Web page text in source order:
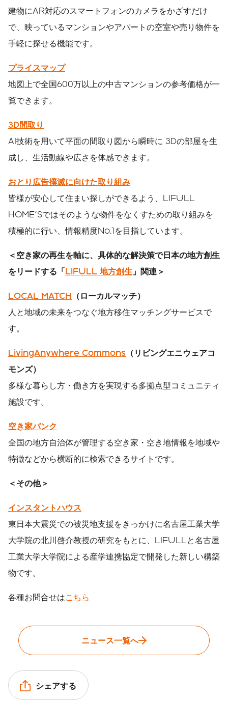
建物にAR対応のスマートフォンのカメラをかざすだけ
で、映っているマンションやアパートの空室や売り物件を
手軽に探せる機能です。
プライスマップ
地図上で全国600万以上の中古マンションの参考価格が一
覧できます。
3D間取り
AI技術を用いて平面の間取り図から瞬時に 3Dの部屋を生
成し、生活動線や広さを体感できます。
おとり広告撲滅に向けた取り組み
皆様が安心して住まい探しができるよう、LIFULL
HOME'Sではそのような物件をなくすための取り組みを
積極的に行い、情報精度No.1を目指しています。
＜空き家の再生を軸に、具体的な解決策で日本の地方創生
をリードする「LIFULL 地方創生 」関連＞
LOCAL MATCH （ローカルマッチ）
人と地域の未来をつなぐ地方移住マッチングサービスで
す。
LivingAnywhere Commons （リビングエニウェアコ
モンズ）
多様な暮らし方・働き方を実現する多拠点型コミュニティ
施設です。
空き家バンク
全国の地方自治体が管理する空き家・空き地情報を地域や
特徴などから横断的に検索できるサイトです。
＜その他＞
インスタントハウス
東日本大震災での被災地支援をきっかけに名古屋工業大学
大学院の北川啓介教授の研究をもとに、LIFULLと名古屋
工業大学大学院による産学連携協定で開発した新しい構築
物です。
各種お問合せはこちら
ニュース一覧へ
シェアする